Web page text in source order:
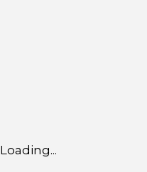
Loading...